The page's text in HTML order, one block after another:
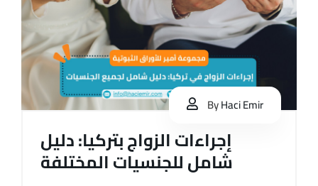
ByHaci Emir
إجراءات الزواج بتركيا: دليل
شامل للجنسيات المختلفة